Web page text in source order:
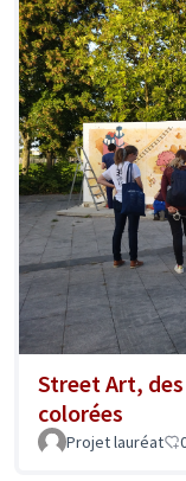
Street Art,
colorées
Projet lauréat